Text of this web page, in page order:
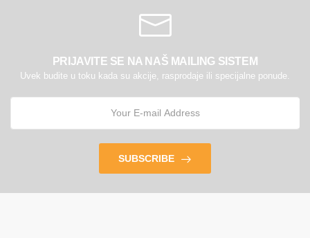
PRIJAVITE SE NA NAŠ MAILING SISTEM
Uvek budite u toku kada su akcije, rasprodaje ili specijalne ponude.
SUBSCRIBE